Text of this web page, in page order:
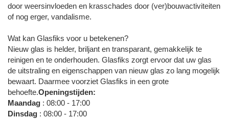
door weersinvloeden en krasschades door (ver)bouwactiviteiten
of nog erger, vandalisme.
Wat kan Glasfiks voor u betekenen?
Nieuw glas is helder, briljant en transparant, gemakkelijk te
reinigen en te onderhouden. Glasfiks zorgt ervoor dat uw glas
de uitstraling en eigenschappen van nieuw glas zo lang mogelijk
bewaart. Daarmee voorziet Glasfiks in een grote
behoefte.Openingstijden:
Maandag : 08:00 - 17:00
Dinsdag : 08:00 - 17:00